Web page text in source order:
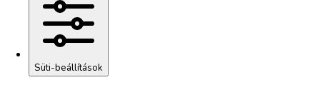
Süti-beállítások